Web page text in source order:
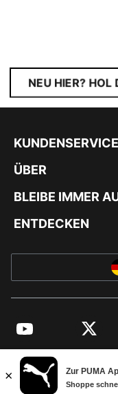
NEU HIER? HOL
KUNDENSERVICE
ÜBER
BLEIBE IMMER
ENTDECKEN
YouTube Twitter
© PUMA